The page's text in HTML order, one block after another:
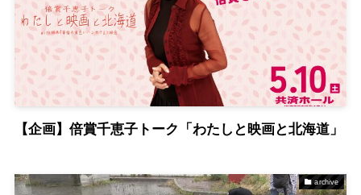
【企画】倍賞千恵子トーク「わたしと映画と北海道」
archive